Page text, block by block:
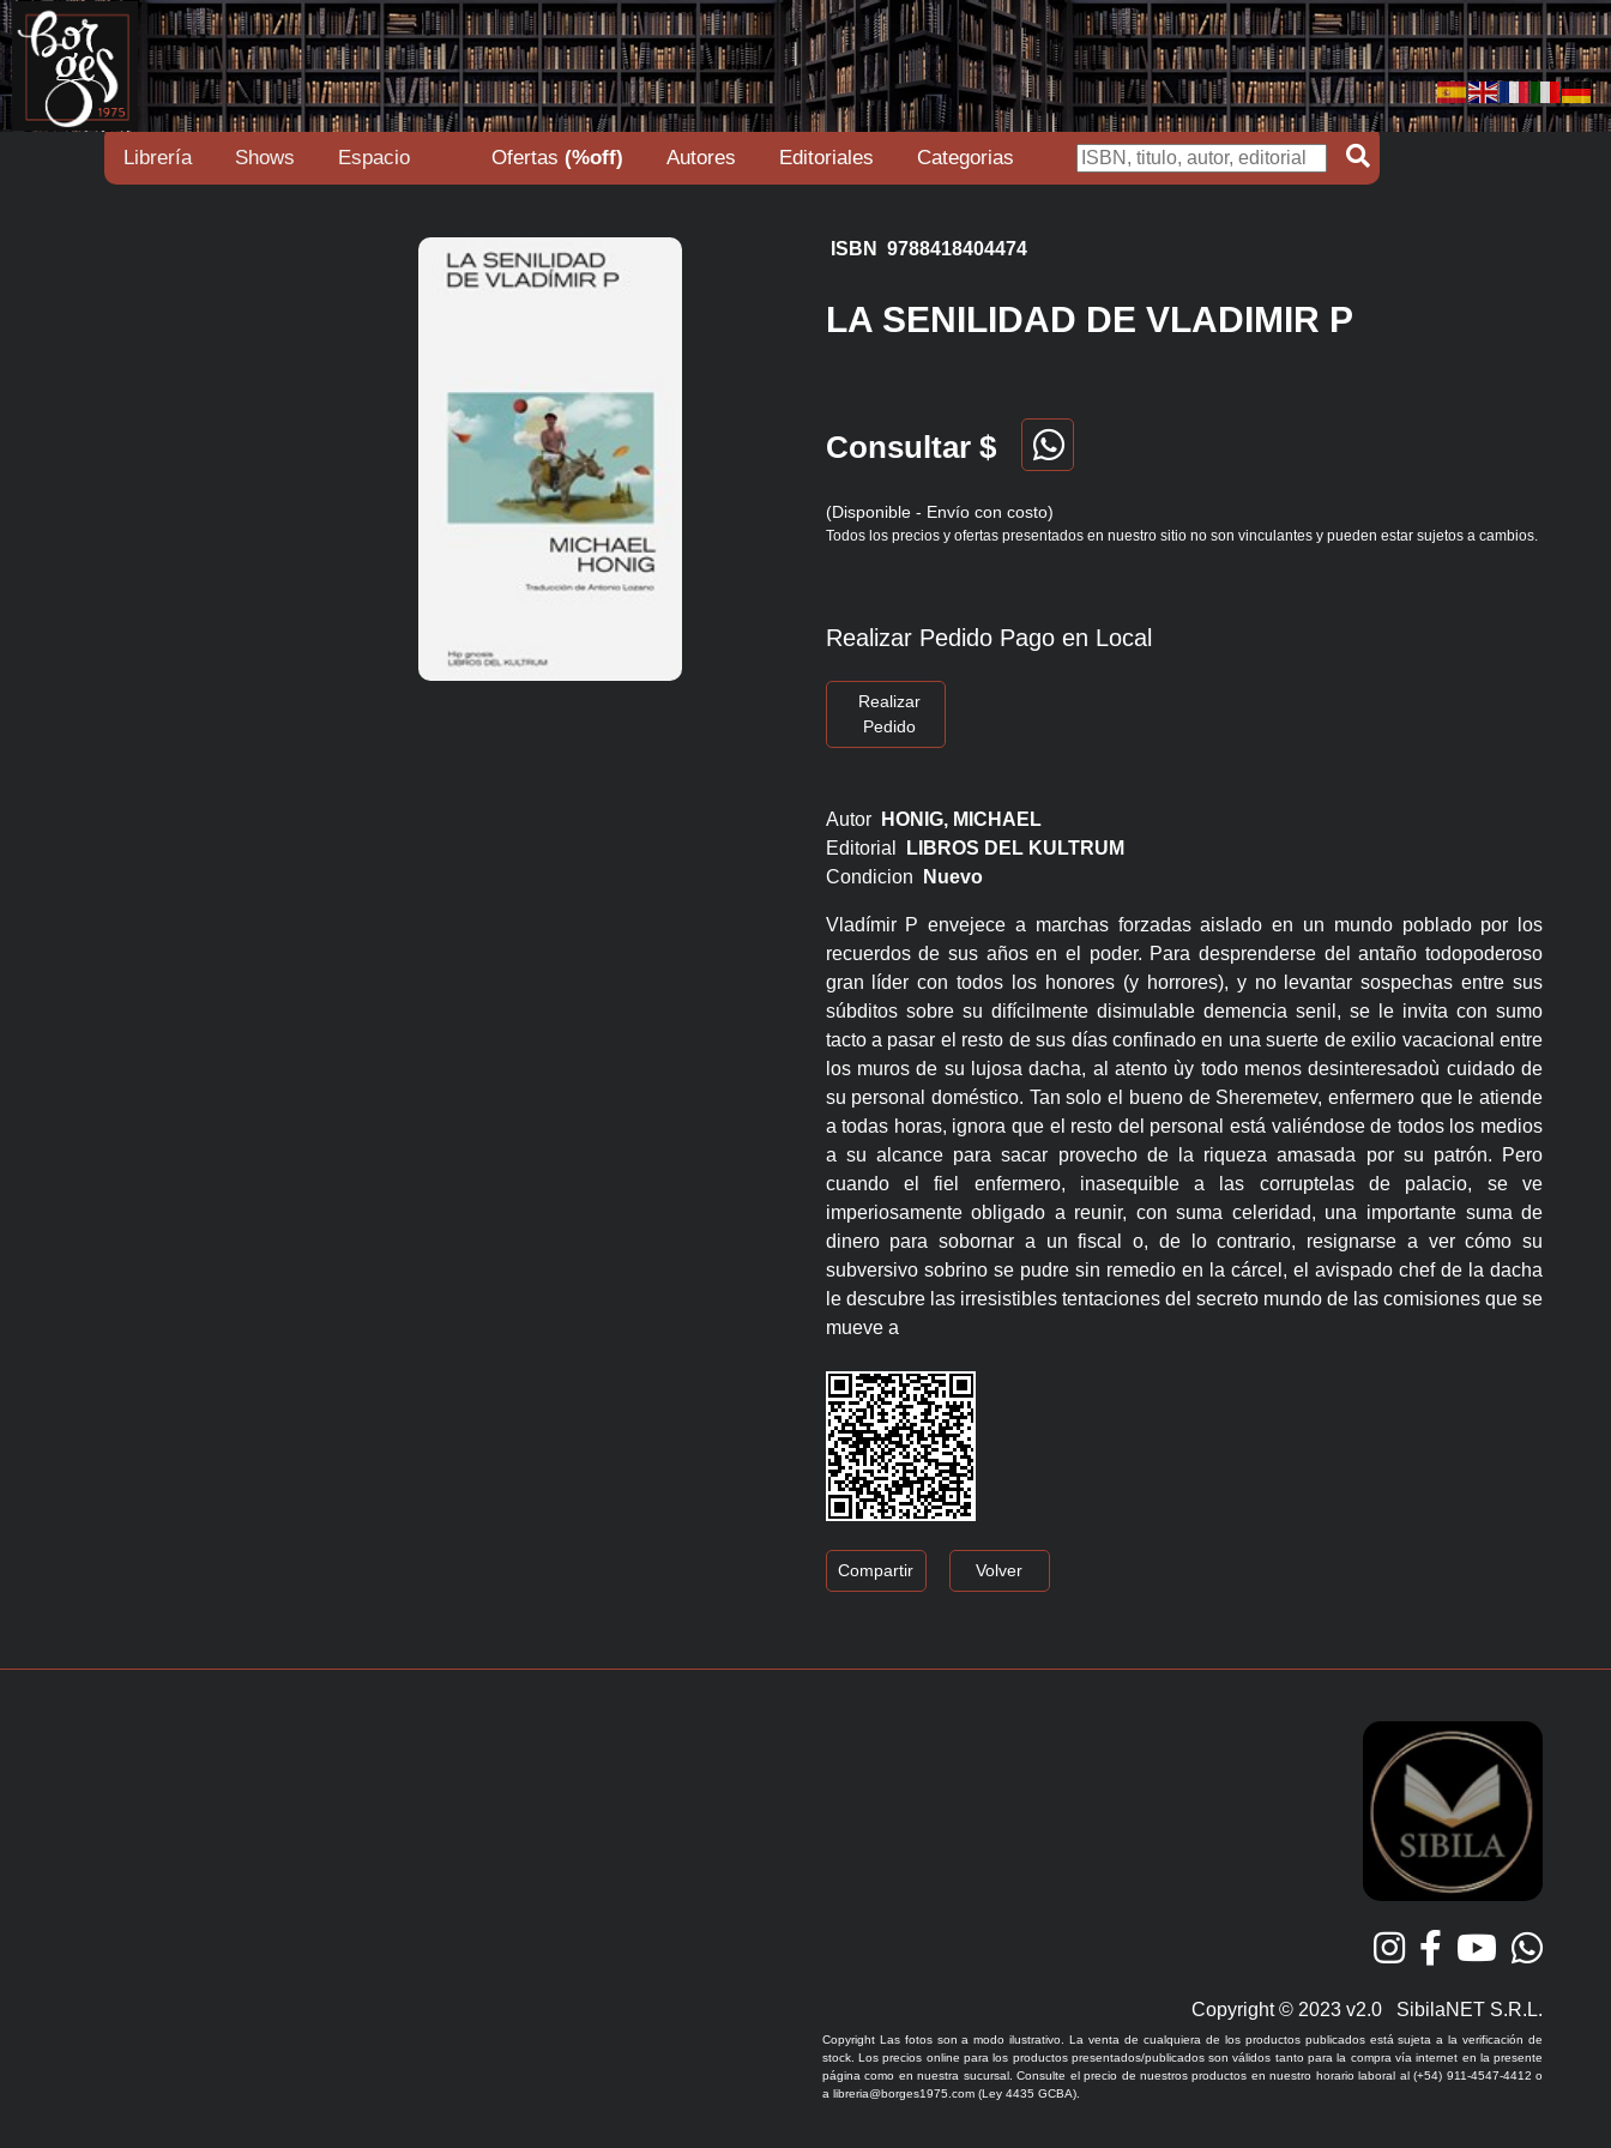
Librería Shows Espacio Ofertas (%off) Autores Editoriales Categorias
ISBN 9788418404474
LA SENILIDAD DE VLADIMIR P
Consultar $
(Disponible - Envío con costo)
Todos los precios y ofertas presentados en nuestro sitio no son vinculantes y pueden estar sujetos a cambios.
Realizar Pedido Pago en Local
Realizar
Pedido
Autor
HONIG, MICHAEL
Editorial
LIBROS DEL KULTRUM
Condicion
Nuevo
Vladímir P envejece a marchas forzadas aislado en un mundo poblado por los
recuerdos de sus años en el poder. Para desprenderse del antaño todopoderoso
gran líder con todos los honores (y horrores), y no levantar sospechas entre sus
súbditos sobre su difícilmente disimulable demencia senil, se le invita con sumo
tacto a pasar el resto de sus días confinado en una suerte de exilio vacacional entre
los muros de su lujosa dacha, al atento ùy todo menos desinteresadoù cuidado de
su personal doméstico. Tan solo el bueno de Sheremetev, enfermero que le atiende
a todas horas, ignora que el resto del personal está valiéndose de todos los medios
a su alcance para sacar provecho de la riqueza amasada por su patrón. Pero
cuando el fiel enfermero, inasequible a las corruptelas de palacio, se ve
imperiosamente obligado a reunir, con suma celeridad, una importante suma de
dinero para sobornar a un fiscal o, de lo contrario, resignarse a ver cómo su
subversivo sobrino se pudre sin remedio en la cárcel, el avispado chef de la dacha
le descubre las irresistibles tentaciones del secreto mundo de las comisiones que se
mueve a
Compartir Volver
Copyright © 2023 v2.0 SibilaNET S.R.L.
Copyright Las fotos son a modo ilustrativo. La venta de cualquiera de los productos publicados está sujeta a la verificación de
stock. Los precios online para los productos presentados/publicados son válidos tanto para la compra vía internet en la presente
página como en nuestra sucursal. Consulte el precio de nuestros productos en nuestro horario laboral al (+54) 911-4547-4412 o
a libreria@borges1975.com (Ley 4435 GCBA).